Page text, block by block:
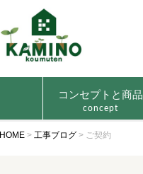
コンセプトと商品
concept
HOME > 工事ブログ > ご契約